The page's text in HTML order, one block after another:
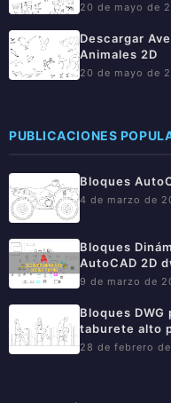
20 de mayo de
Descargar
Animales 2D
20 de mayo de
PUBLICACIONES
Bloques
4 de marzo de
Bloques
AutoCAD 2D
9 de marzo de
Bloques
taburete alto
28 de febrero